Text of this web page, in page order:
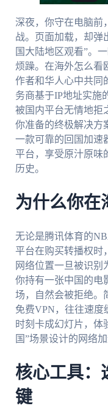
深夜，你守在电脑前
战。页面加载，却弹
国大陆地区观看”。
烦躁。在海外怎么看
作者和华人心中共同
务商基于IP地址实施
被国内平台无情地拒
你准备的终极解决方
一款可靠的回国加速
平台，享受原汁原味
历史。
为什么你在
无论是腾讯体育的
平台在购买转播权时
网络位置一旦被识别
你持有一张中国的电
场，自然会被拒绝。
免费VPN，往往速度
时刻卡成幻灯片，体
国”场景设计的网络加
核心工具：
键